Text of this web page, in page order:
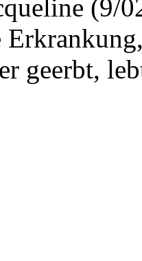
(9/
geerbt,